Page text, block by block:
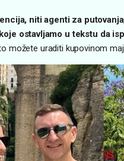
niti agenti za
ostavljamo u tekstu da
možete uraditi kupovinom